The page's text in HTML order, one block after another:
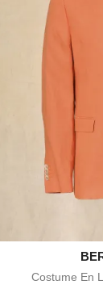

Costume En